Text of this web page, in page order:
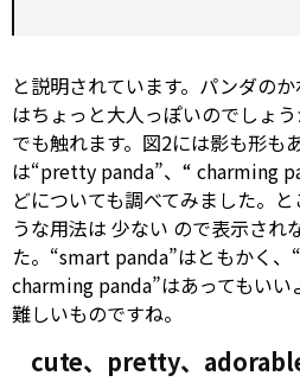
と説明されています。パンダの
はちょっと大人っぽいのでしょ
でも触れます。図2には影も形も
は“pretty panda”、“ charming
どについても調べてみました。
うな用法は 少ない ので表示され
た。“smart panda”はともかく
charming panda”はあってもいい
難しいものですね。
cute、pretty、